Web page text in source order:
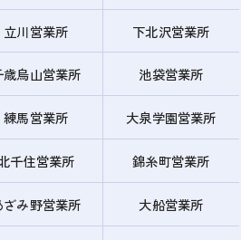
立川営業所 下北沢営業所
歳烏山営業所 池袋営業所
練馬営業所 大泉学園営業所
千住営業所 錦糸町営業所
ざみ野営業所 大船営業所